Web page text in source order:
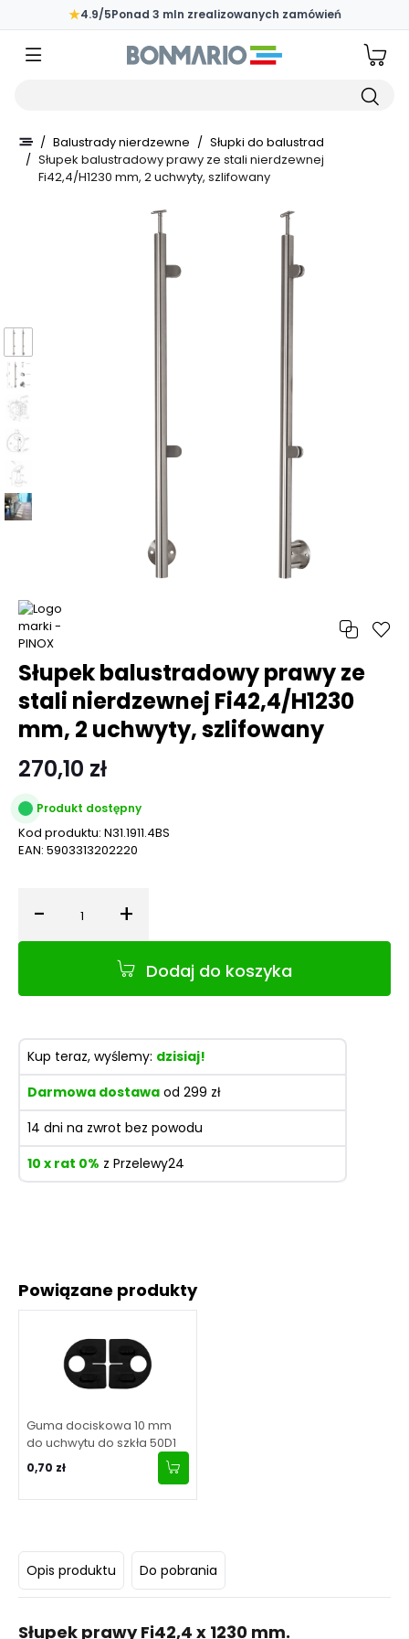
Przejdź do głównej zawartości strony
★4.9/5Ponad 3 mln zrealizowanych zamówień
/ Balustrady nierdzewne / Słupki do balustrad
/ Słupek balustradowy prawy ze stali nierdzewnej
Fi42,4/H1230 mm, 2 uchwyty, szlifowany
Powiązane produkty
Guma dociskowa 10 mm
do uchwytu do szkła 50D1
0,70 zł
Opis produktu Do pobrania
Słupek prawy Fi42,4 x 1230 mm.
Słupek balustradowy prawy ze
stali nierdzewnej Fi42,4/H1230
mm, 2 uchwyty, szlifowany
270,10 zł
Produkt dostępny
Kod produktu: N31.1911.4BS
EAN: 5903313202220
- Ilość +
Dodaj do koszyka
Kup teraz, wyślemy: dzisiaj!
Darmowa dostawa od 299 zł
14 dni na zwrot bez powodu
10 x rat 0% z Przelewy24